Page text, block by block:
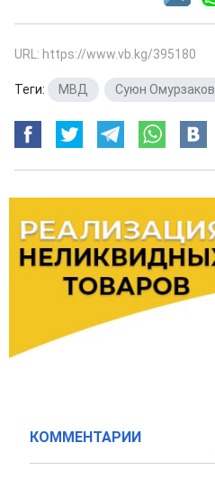
URL: https://www.vb.kg/395180
Теги: МВД Суюн Омурзаков
КОММЕНТАРИИ